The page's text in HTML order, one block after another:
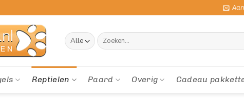
Zoeken
naar:
Reptielen Paard Overig Cadeau